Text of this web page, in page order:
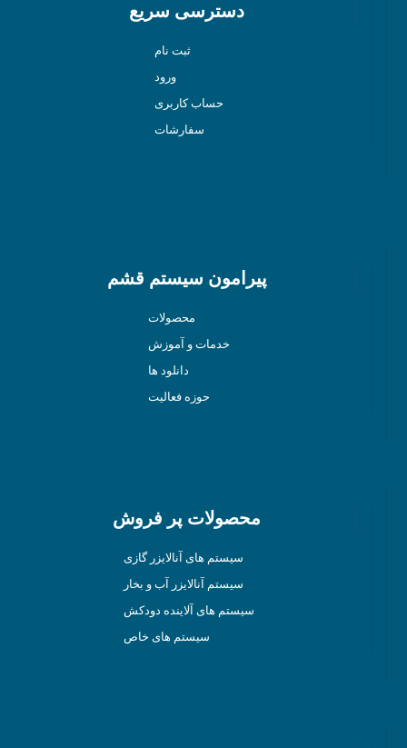
دسترسی سریع
ثبت نام
ورود
حساب کاربری
سفارشات
پیرامون سیستم قشم
محصولات
خدمات و آموزش
دانلود ها
حوزه فعالیت
محصولات پر فروش
سیستم های آنالایزر گازی
سیستم آنالایزر آب و بخار
سیستم های آلاینده دودکش
سیستم های خاص